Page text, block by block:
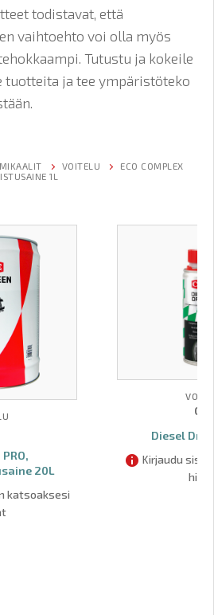
todistavat, että
vaihtoehto voi olla myös
Tutustu ja kokeile
tuotteita ja tee ympäristöteko
VOITELU
ECO COMPLEX
1L
20L
katsoaksesi
Diesel
Kirjaudu